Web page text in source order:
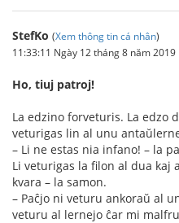
StefKo (Xem thông tin cá nhân)
11:33:11 Ngày 12 tháng 8 năm 2019
Ho, tiuj patroj!
La edzino forveturis. La edzo
veturigas lin al unu
– Li ne estas nia infano! – la
Li veturigas la filon al dua kaj
kvara – la samon.
– Paĉjo ni veturu ankoraŭ al
veturu al lernejo ĉar mi